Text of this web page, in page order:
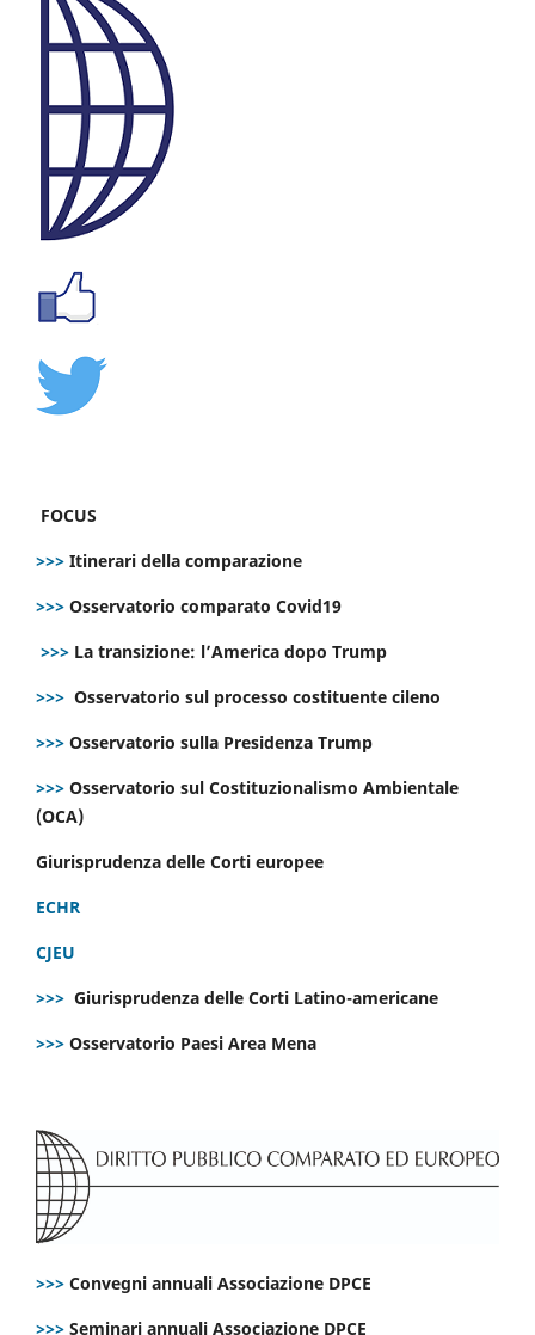
FOCUS
>>> Itinerari della comparazione
>>> Osservatorio comparato Covid19
>>> La transizione: l’America dopo Trump
>>> Osservatorio sul processo costituente cileno
>>> Osservatorio sulla Presidenza Trump
>>> Osservatorio sul Costituzionalismo Ambientale
(OCA)
Giurisprudenza delle Corti europee
ECHR
CJEU
>>> Giurisprudenza delle Corti Latino-americane
>>> Osservatorio Paesi Area Mena
>>> Convegni annuali Associazione DPCE
>>> Seminari annuali Associazione DPCE